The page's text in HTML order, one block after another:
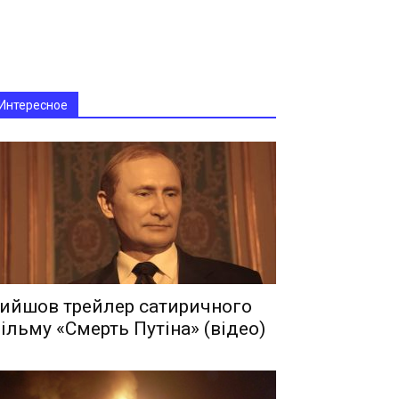
трейлер сатиричного
«Смерть Путіна» (відео)